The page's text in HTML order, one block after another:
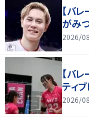
【バ
がみ
2026/
【バ
ティ
2026/